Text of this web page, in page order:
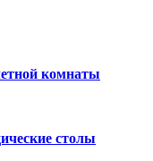
комнаты
столы